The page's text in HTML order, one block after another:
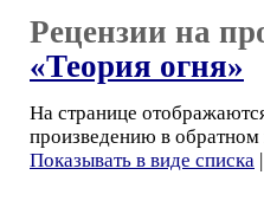
Рецензии на
«Теория огня»
На странице
произведению в обратном
Показывать в виде списка |